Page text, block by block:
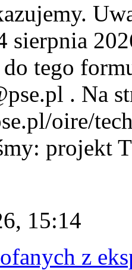
sierpnia
tego
. Na
oire/
projekt
15:14
z